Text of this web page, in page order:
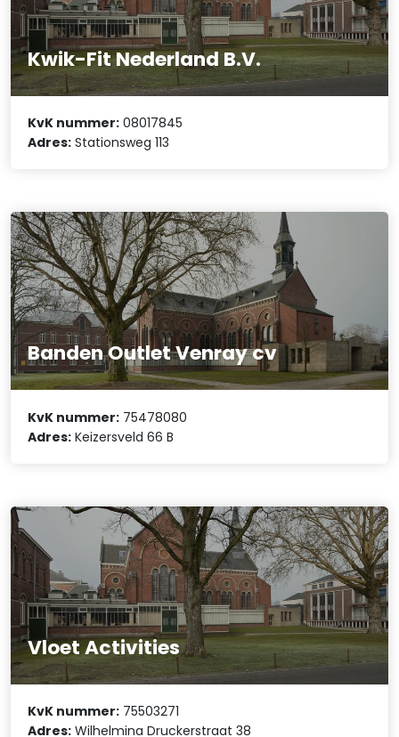
Kwik-Fit Nederland B.V.
KvK nummer: 08017845
Adres: Stationsweg 113
Banden Outlet Venray cv
KvK nummer: 75478080
Adres: Keizersveld 66 B
Vloet Activities
KvK nummer: 75503271
Adres: Wilhelmina Druckerstraat 38